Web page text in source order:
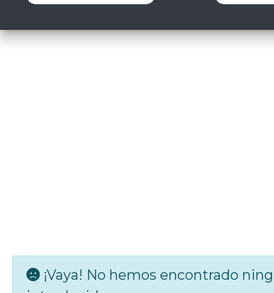
¡Vaya! No hemos encontrado